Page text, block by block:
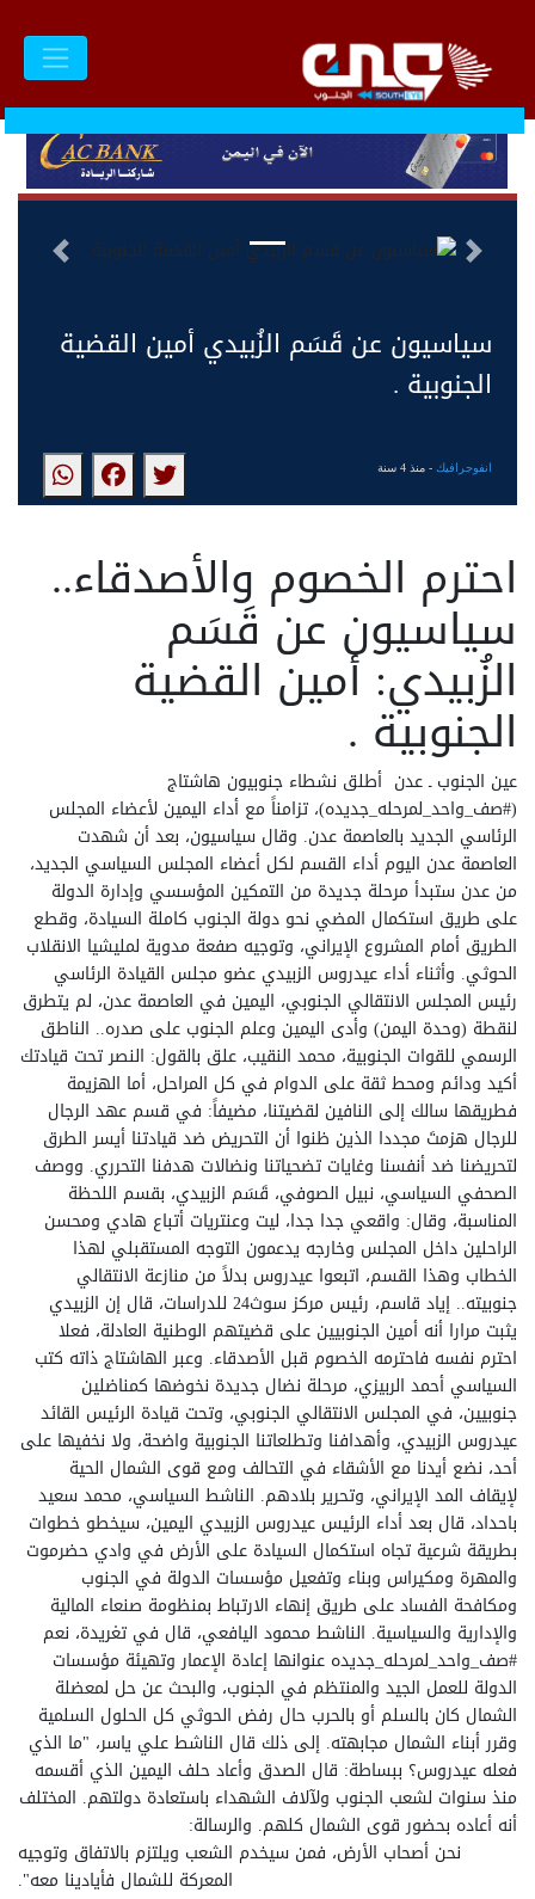
التالى السابق
سياسيون عن قَسَم الزُبيدي أمين القضية
الجنوبية .
انفوجرافيك- منذ 4 سنة
احترم الخصوم والأصدقاء..
سياسيون عن قَسَم
الزُبيدي: أمين القضية
الجنوبية .
عين الجنوب ـ عدن أطلق نشطاء جنوبيون هاشتاج
(‏⁧‫#صف_واحد_لمرحله_جديده‬⁩)، تزامناً مع أداء اليمين لأعضاء المجلس
الرئاسي الجديد بالعاصمة عدن. وقال سياسيون، بعد أن شهدت
العاصمة عدن اليوم أداء القسم لكل أعضاء المجلس السياسي الجديد،
من عدن‬⁩ ستبدأ مرحلة جديدة من التمكين المؤسسي وإدارة الدولة
على طريق استكمال المضي نحو دولة الجنوب كاملة السيادة، وقطع
الطريق أمام المشروع الإيراني، وتوجيه صفعة مدوية لمليشيا الانقلاب
الحوثي. وأثناء أداء عيدروس الزبيدي عضو مجلس القيادة الرئاسي
رئيس المجلس الانتقالي الجنوبي‬⁩، اليمين في العاصمة عدن، لم يتطرق
لنقطة (وحدة اليمن) وأدى اليمين وعلم الجنوب على صدره.. الناطق
الرسمي للقوات الجنوبية، محمد النقيب، علق بالقول: النصر تحت قيادتك
أكيد ودائم ومحط ثقة على الدوام في كل المراحل، أما الهزيمة
فطريقها سالك إلى النافين لقضيتنا، مضيفاً: في قسم عهد الرجال
للرجال هزمتَ مجددا الذين ظنوا أن التحريض ضد قيادتنا أيسر الطرق
لتحريضنا ضد أنفسنا وغايات تضحياتنا ونضالات هدفنا التحرري. ووصف
الصحفي السياسي، نبيل الصوفي، قَسَم الزبيدي، بقسم اللحظة
المناسبة، وقال: واقعي جدا جدا، ليت وعنتريات أتباع هادي ومحسن
الراحلين داخل المجلس وخارجه يدعمون التوجه المستقبلي لهذا
الخطاب وهذا القسم، اتبعوا عيدروس بدلاً من منازعة الانتقالي
جنوبيته.. إياد قاسم، رئيس مركز سوث24 للدراسات، قال إن الزبيدي
يثبت مرارا أنه أمين الجنوبيين على قضيتهم الوطنية العادلة، فعلا
احترم نفسه فاحترمه الخصوم قبل الأصدقاء. وعبر الهاشتاج ذاته كتب
السياسي أحمد الربيزي، مرحلة نضال جديدة نخوضها كمناضلين
جنوبيين، في المجلس الانتقالي الجنوبي، وتحت قيادة الرئيس القائد
عيدروس الزبيدي، وأهدافنا وتطلعاتنا الجنوبية واضحة، ولا نخفيها على
أحد، نضع أيدنا مع الأشقاء في التحالف ومع قوى الشمال الحية
لإيقاف المد الإيراني، وتحرير بلادهم. الناشط السياسي، محمد سعيد
باحداد، قال بعد أداء الرئيس عيدروس الزبيدي اليمين، سيخطو خطوات
بطريقة شرعية تجاه استكمال السيادة على الأرض في وادي حضرموت
والمهرة ومكيراس وبناء وتفعيل مؤسسات الدولة في الجنوب
ومكافحة الفساد على طريق إنهاء الارتباط بمنظومة صنعاء المالية
والإدارية والسياسية. الناشط محمود اليافعي، قال في تغريدة، نعم
⁧‫#صف_واحد_لمرحله_جديده‬⁩ عنوانها إعادة الإعمار وتهيئة مؤسسات
الدولة للعمل الجيد والمنتظم في الجنوب، والبحث عن حل لمعضلة
الشمال كان بالسلم أو بالحرب حال رفض الحوثي كل الحلول السلمية
وقرر أبناء الشمال مجابهته. إلى ذلك قال الناشط علي ياسر، "ما الذي
فعله عيدروس؟ ‏ببساطة: قال الصدق وأعاد حلف اليمين الذي أقسمه
منذ سنوات لشعب الجنوب ولآلاف الشهداء باستعادة دولتهم. ‏المختلف
أنه أعاده بحضور قوى الشمال كلهم. ‏والرسالة:
‏نحن أصحاب الأرض، فمن سيخدم الشعب ويلتزم بالاتفاق وتوجيه
المعركة للشمال فأيادينا معه".